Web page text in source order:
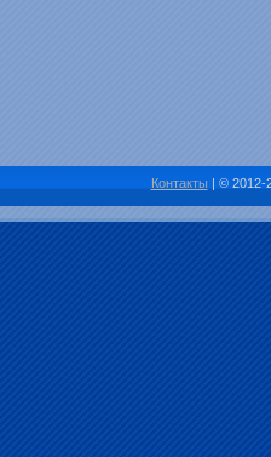
Контакты| © 2012-